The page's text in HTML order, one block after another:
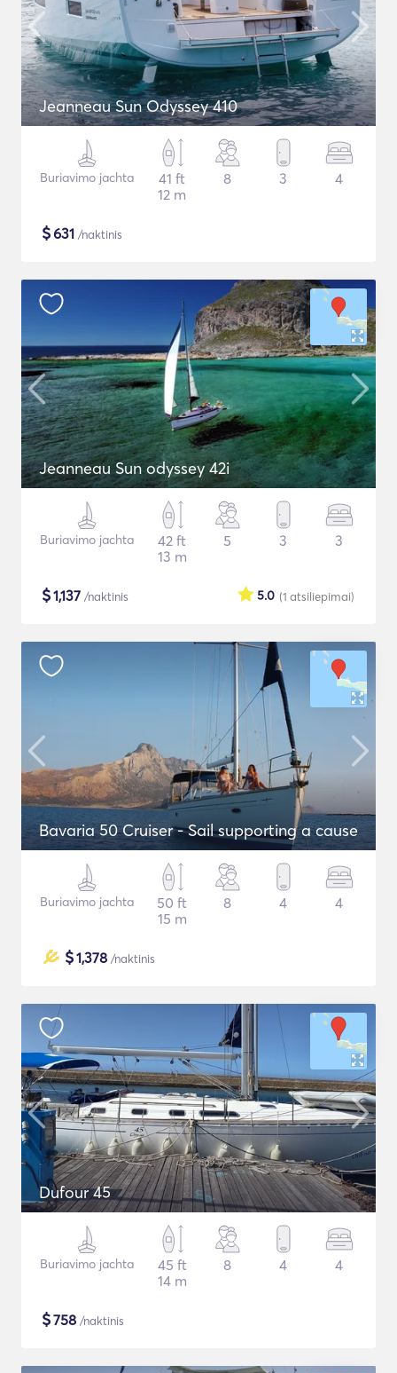
Jeanneau Sun Odyssey 410
Buriavimo jachta
41 ft
12 m
8 3 4
$631 /naktinis
Jeanneau Sun odyssey 42i
Buriavimo jachta
42 ft
13 m
5 3 3
$1,137 /naktinis (1 atsiliepimai)
5.0
Bavaria 50 Cruiser - Sail supporting a cause
Buriavimo jachta
50 ft
15 m
8 4 4
$1,378 /naktinis
Dufour 45
Buriavimo jachta
45 ft
14 m
8 4 4
$758 /naktinis